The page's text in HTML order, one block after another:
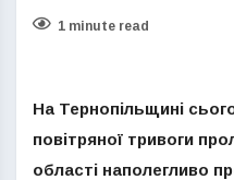
1 minute read
На Тернопільщині
повітряної тривоги
області наполегливо